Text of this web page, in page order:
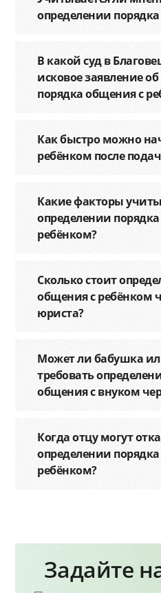
определении
В какой суд в
исковое заявление
порядка общения с
Как быстро можно
ребёнком после
Какие факторы
определении
ребёнком?
Сколько стоит
общения с ребёнком
юриста?
Может ли бабушка
требовать
общения с внуком
Когда отцу могут
определении
ребёнком?
Задайте